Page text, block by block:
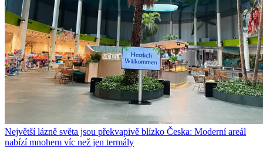
Největší lázně světa jsou překvapivě blízko Česka: Moderní areál
nabízí mnohem víc než jen termály